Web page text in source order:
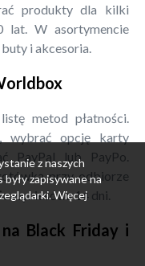
produkty dla kilki
lat. W asortymencie
i akcesoria.
metod płatności.
wybrać opcję karty
PayPal lub PayPo.
przy odbiorze
wynieść do 14 dni.
Black Friday i
z naszych
zapisywane na
Więcej